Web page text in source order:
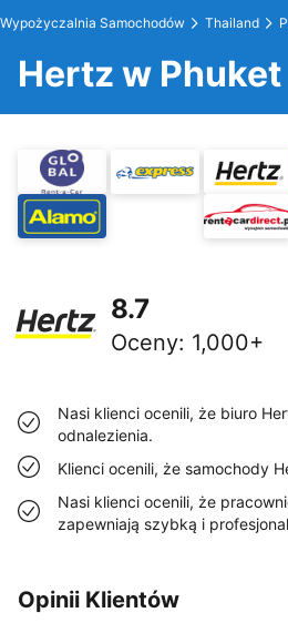
Wypożyczalnia Samochodów Thailand
Hertz w Phuket
8.7
Oceny: 1,000+
Nasi klienci ocenili, że biuro
odnalezienia.
Klienci ocenili, że samochody
Nasi klienci ocenili, że
zapewniają szybką i
Opinii Klientów